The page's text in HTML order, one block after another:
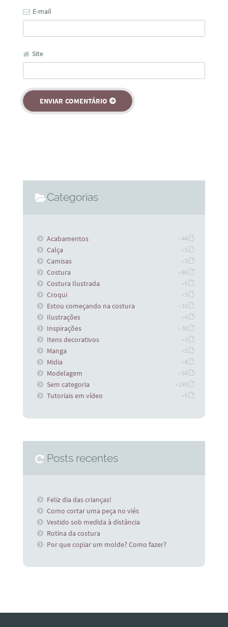
E-mail
Site
Categorias
Acabamentos » 44
Calça » 5
Camisas » 3
Costura » 66
Costura Ilustrada » 5
Croqui » 3
Estou começando na costura » 10
Ilustrações » 4
Inspirações » 38
Itens decorativos » 3
Manga » 2
Midia » 8
Modelagem » 56
Sem categoria » 169
Tutoriais em vídeo » 5
Posts recentes
Feliz dia das crianças!
Como cortar uma peça no viés
Vestido sob medida à distância
Rotina da costura
Por que copiar um molde? Como fazer?